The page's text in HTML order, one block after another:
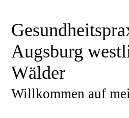
Augsburg
Wälder
Willkommen auf